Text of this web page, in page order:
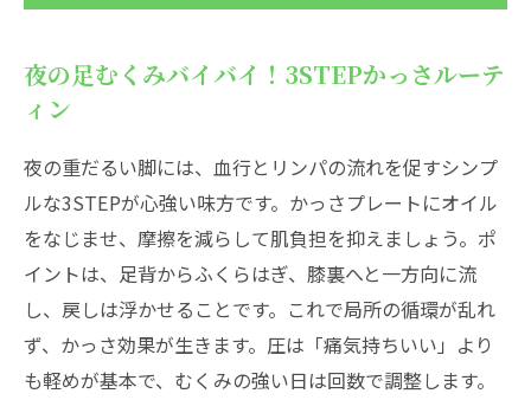
夜の足むくみバイバイ！3STEPかっさルーテ
ィン
夜の重だるい脚には、血行とリンパの流れを促すシンプ
ルな3STEPが心強い味方です。かっさプレートにオイル
をなじませ、摩擦を減らして肌負担を抑えましょう。ポ
イントは、足背からふくらはぎ、膝裏へと一方向に流
し、戻しは浮かせることです。これで局所の循環が乱れ
ず、かっさ効果が生きます。圧は「痛気持ちいい」より
も軽めが基本で、むくみの強い日は回数で調整します。